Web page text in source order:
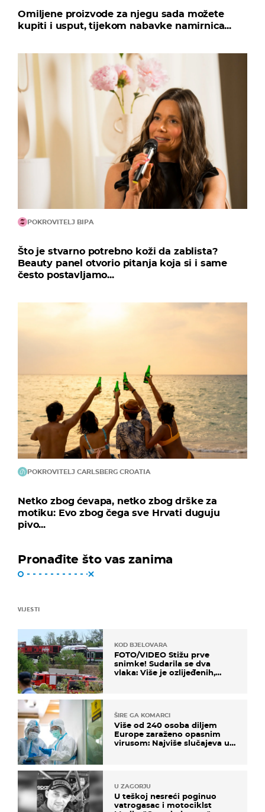
Omiljene proizvode za njegu sada možete
kupiti i usput, tijekom nabavke namirnica...
POKROVITELJ BIPA
Što je stvarno potrebno koži da zablista?
Beauty panel otvorio pitanja koja si i same
često postavljamo...
POKROVITELJ CARLSBERG CROATIA
Netko zbog ćevapa, netko zbog drške za
motiku: Evo zbog čega sve Hrvati duguju
pivo...
Pronađite što vas zanima
VIJESTI
KOD BJELOVARA
FOTO/VIDEO Stižu prve
snimke! Sudarila se dva
vlaka: Više je ozlijeđenih,
ŠIRE GA KOMARCI
Više od 240 osoba diljem
Europe zaraženo opasnim
virusom: Najviše slučajeva u
U ZAGORJU
U teškoj nesreći poginuo
vatrogasac i motociklst